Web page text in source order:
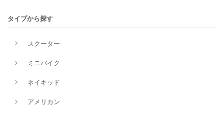
タイプから探す
スクーター
ミニバイク
ネイキッド
アメリカン
価格